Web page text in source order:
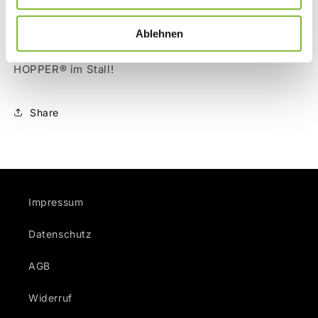
Ablehnen
bietet durch die Riefen zusätzlich einen
widerstandfesten Untergrund. Bei reger Benutzung
ist der Hopper Professional genau der richtige
HOPPER® im Stall!
Share
Impressum
Datenschutz
AGB
Widerruf